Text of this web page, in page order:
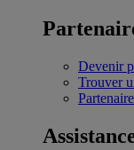
Devenir
Trouver